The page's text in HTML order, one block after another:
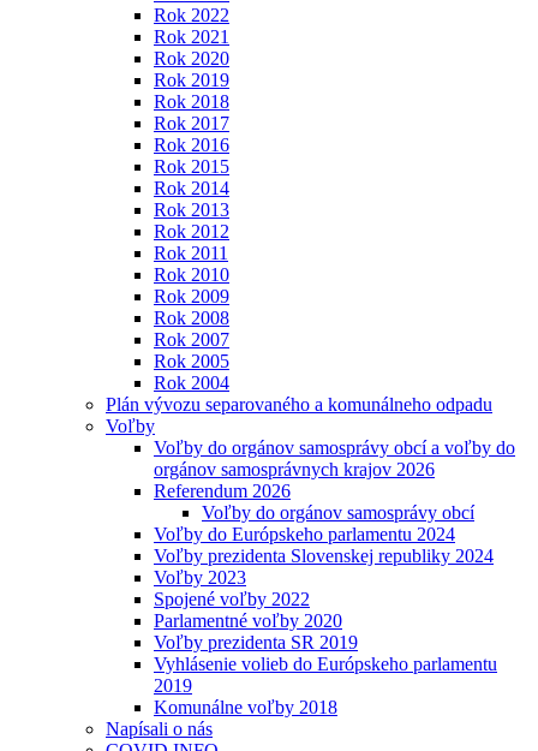
Rok 2022
Rok 2021
Rok 2020
Rok 2019
Rok 2018
Rok 2017
Rok 2016
Rok 2015
Rok 2014
Rok 2013
Rok 2012
Rok 2011
Rok 2010
Rok 2009
Rok 2008
Rok 2007
Rok 2005
Rok 2004
Plán vývozu separovaného a komunálneho odpadu
Voľby
Voľby do orgánov samosprávy obcí a voľby do
orgánov samosprávnych krajov 2026
Referendum 2026
Voľby do orgánov samosprávy obcí
Voľby do Európskeho parlamentu 2024
Voľby prezidenta Slovenskej republiky 2024
Voľby 2023
Spojené voľby 2022
Parlamentné voľby 2020
Voľby prezidenta SR 2019
Vyhlásenie volieb do Európskeho parlamentu
2019
Komunálne voľby 2018
Napísali o nás